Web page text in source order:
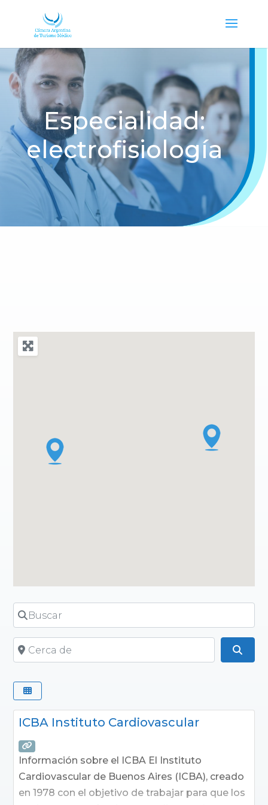
Especialidad:
electrofisiología
Buscar
Cerca de
ICBA Instituto Cardiovascular
Información sobre el ICBA El Instituto
Cardiovascular de Buenos Aires (ICBA), creado
en 1978 con el objetivo de trabajar para que los